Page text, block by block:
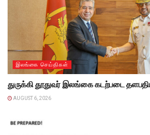
இலங்கை செய்திகள்
துருக்கி தூதுவர் இலங்கை கடற்படை
AUGUST 6, 2026